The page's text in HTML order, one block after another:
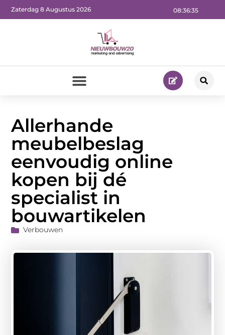
08:36:36
Zaterdag 8 Augustus 2026
Allerhande
meubelbeslag
eenvoudig online
kopen bij dé
specialist in
bouwartikelen
Verbouwen